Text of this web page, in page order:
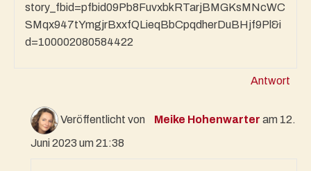
story_fbid=pfbid09Pb8FuvxbkRTarjBMGKsMNcWC
SMqx947tYmgjrBxxfQLieqBbCpqdherDuBHjf9Pl&i
d=100002080584422
Antwort
Veröffentlicht von Meike Hohenwarter am 12.
Juni 2023 um 21:38